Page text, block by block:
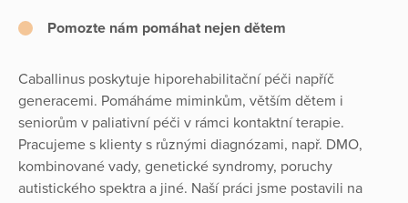
Pomozte nám pomáhat nejen dětem
Caballinus poskytuje hiporehabilitační péči napříč
generacemi. Pomáháme miminkům, větším dětem i
seniorům v paliativní péči v rámci kontaktní terapie.
Pracujeme s klienty s různými diagnózami, např. DMO,
kombinované vady, genetické syndromy, poruchy
autistického spektra a jiné. Naší práci jsme postavili na